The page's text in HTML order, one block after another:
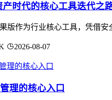
时代的核心工具迭代之
版作为行业核心工具，凭借
2026-08-07
理的核心入口